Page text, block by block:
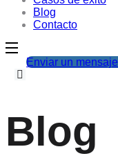
Blog
Contacto
Enviar un mensaje
Blog